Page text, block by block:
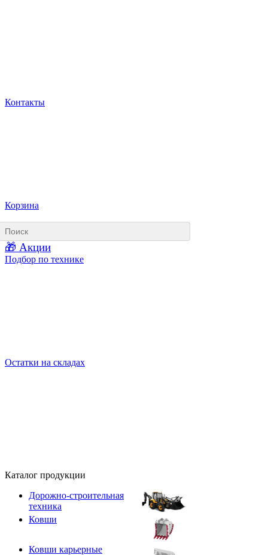
Контакты
Корзина
🎁 Акции
Подбор по технике
Остатки на складах
Каталог продукции
Дорожно-строительная
техника
Ковши
Ковши карьерные